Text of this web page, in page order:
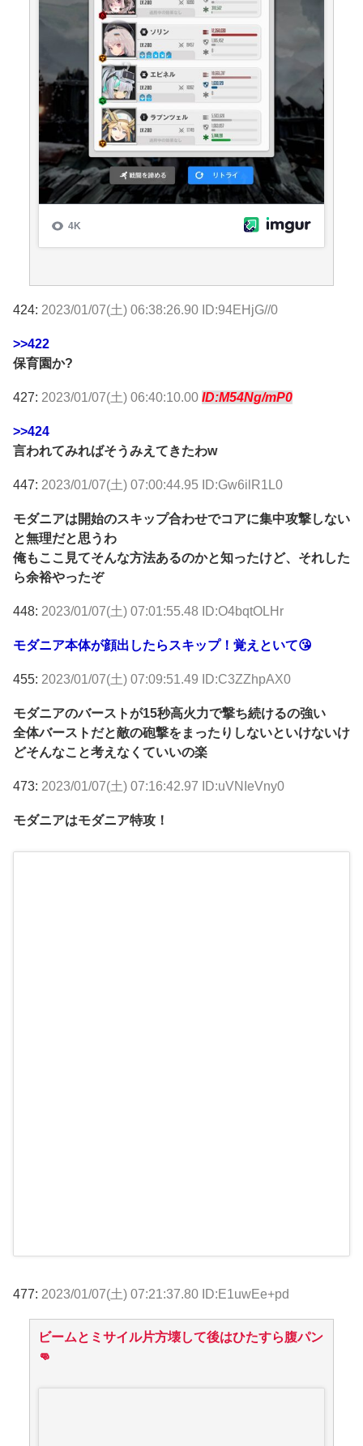
424: 2023/01/07(土) 06:38:26.90 ID:94EHjG//0
>>422
保育園か?
427: 2023/01/07(土) 06:40:10.00 ID:M54Ng/mP0
>>424
言われてみればそうみえてきたわw
447: 2023/01/07(土) 07:00:44.95 ID:Gw6ilR1L0
モダニアは開始のスキップ合わせでコアに集中攻撃しない
と無理だと思うわ
俺もここ見てそんな方法あるのかと知ったけど、それした
ら余裕やったぞ
448: 2023/01/07(土) 07:01:55.48 ID:O4bqtOLHr
モダニア本体が顔出したらスキップ！覚えといて😘
455: 2023/01/07(土) 07:09:51.49 ID:C3ZZhpAX0
モダニアのバーストが15秒高火力で撃ち続けるの強い
全体バーストだと敵の砲撃をまったりしないといけないけ
どそんなこと考えなくていいの楽
473: 2023/01/07(土) 07:16:42.97 ID:uVNIeVny0
モダニアはモダニア特攻！
477: 2023/01/07(土) 07:21:37.80 ID:E1uwEe+pd
ビームとミサイル片方壊して後はひたすら腹パン
👊